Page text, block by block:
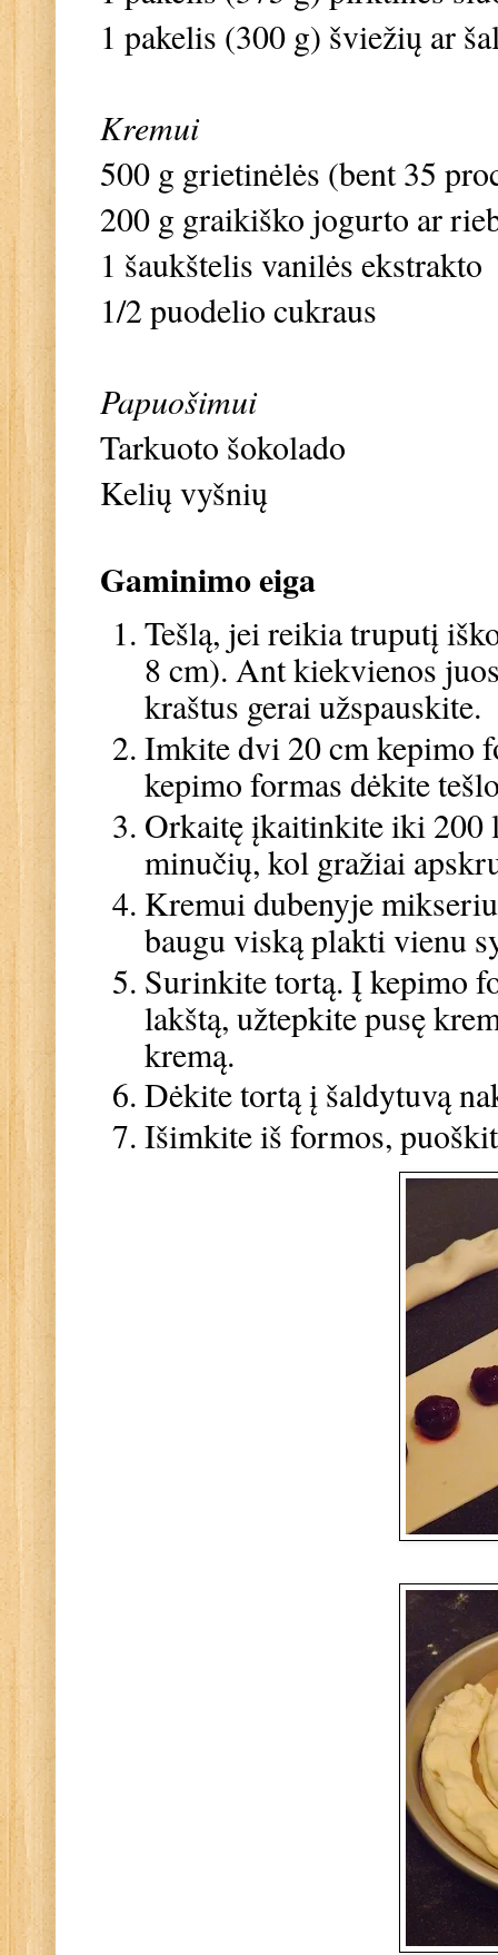
1 pakelis (300 g) šviežių ar
Kremui
500 g grietinėlės (bent 35
200 g graikiško jogurto ar
1 šaukštelis vanilės ekstrakto
1/2 puodelio cukraus
Papuošimui
Tarkuoto šokolado
Kelių vyšnių
Gaminimo eiga
Tešlą, jei reikia truputį
8 cm). Ant kiekvienos
kraštus gerai užspauskite.
Imkite dvi 20 cm kepimo
kepimo formas dėkite
Orkaitę įkaitinkite iki 200
minučių, kol gražiai
Kremui dubenyje
baugu viską plakti vienu
Surinkite tortą. Į kepimo
lakštą, užtepkite pusę
kremą.
Dėkite tortą į šaldytuvą
Išimkite iš formos,